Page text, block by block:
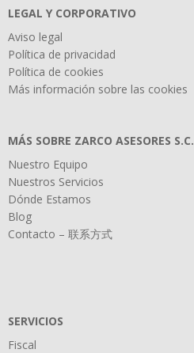
LEGAL Y CORPORATIVO
Aviso legal
Política de privacidad
Política de cookies
Más información sobre las cookies
MÁS SOBRE ZARCO ASESORES S.C.
Nuestro Equipo
Nuestros Servicios
Dónde Estamos
Blog
Contacto – 联系方式
SERVICIOS
Fiscal